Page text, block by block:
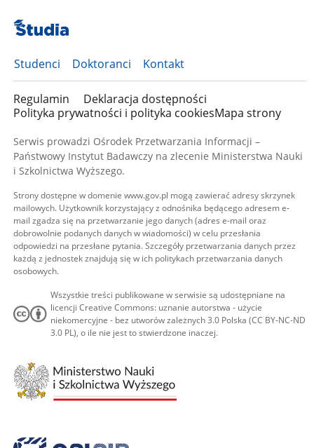
Studenci Doktoranci Kontakt
Regulamin
Deklaracja dostępności
Polityka prywatności i polityka cookiesMapa strony
Serwis prowadzi Ośrodek Przetwarzania Informacji –
Państwowy Instytut Badawczy na zlecenie Ministerstwa Nauki
i Szkolnictwa Wyższego.
Strony dostępne w domenie www.gov.pl mogą zawierać adresy skrzynek
mailowych. Użytkownik korzystający z odnośnika będącego adresem e-
mail zgadza się na przetwarzanie jego danych (adres e-mail oraz
dobrowolnie podanych danych w wiadomości) w celu przesłania
odpowiedzi na przesłane pytania. Szczegóły przetwarzania danych przez
każdą z jednostek znajdują się w ich politykach przetwarzania danych
osobowych.
Wszystkie treści publikowane w serwisie są udostępniane na
licencji Creative Commons: uznanie autorstwa - użycie
niekomercyjne - bez utworów zależnych 3.0 Polska (CC BY-NC-ND
3.0 PL), o ile nie jest to stwierdzone inaczej.